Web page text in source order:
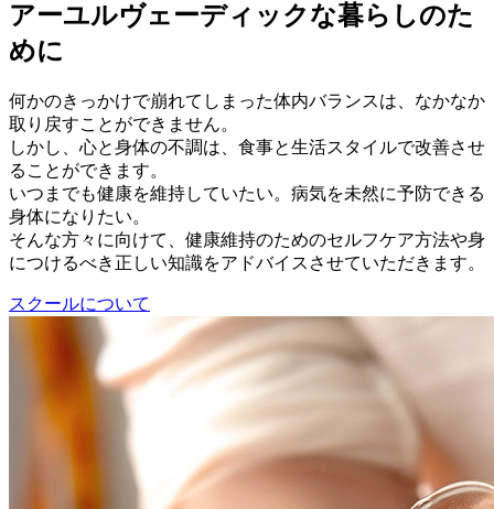
アーユルヴェーディックな暮らしのた
めに
何かのきっかけで崩れてしまった体内バランスは、なかなか
取り戻すことができません。
しかし、心と身体の不調は、食事と生活スタイルで改善させ
ることができます。
いつまでも健康を維持していたい。病気を未然に予防できる
身体になりたい。
そんな方々に向けて、健康維持のためのセルフケア方法や身
につけるべき正しい知識をアドバイスさせていただきます。
スクールについて